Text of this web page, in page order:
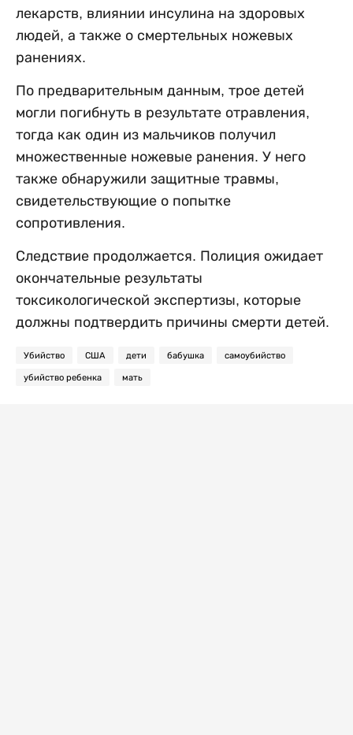
лекарств, влиянии инсулина на здоровых
людей, а также о смертельных ножевых
ранениях.
По предварительным данным, трое детей
могли погибнуть в результате отравления,
тогда как один из мальчиков получил
множественные ножевые ранения. У него
также обнаружили защитные травмы,
свидетельствующие о попытке
сопротивления.
Следствие продолжается. Полиция ожидает
окончательные результаты
токсикологической экспертизы, которые
должны подтвердить причины смерти детей.
Убийство США дети бабушка самоубийство
убийство ребенка мать